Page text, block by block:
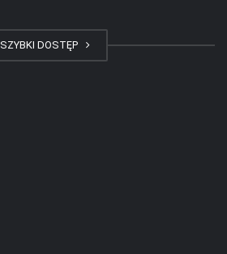
SZYBKI DOSTĘP